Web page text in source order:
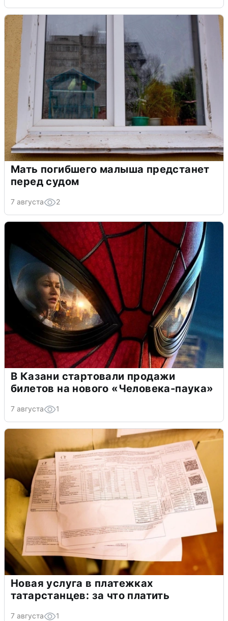
Мать погибшего малыша предстанет
перед судом
7 августа 2
В Казани стартовали продажи
билетов на нового «Человека-паука»
7 августа 1
Новая услуга в платежках
татарстанцев: за что платить
7 августа 1